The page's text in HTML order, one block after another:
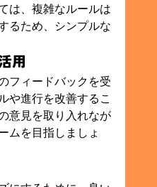
は、複雑なルールは
るため、シンプルな
用
フィードバックを受
や進行を改善するこ
意見を取り入れなが
ムを目指しましょ